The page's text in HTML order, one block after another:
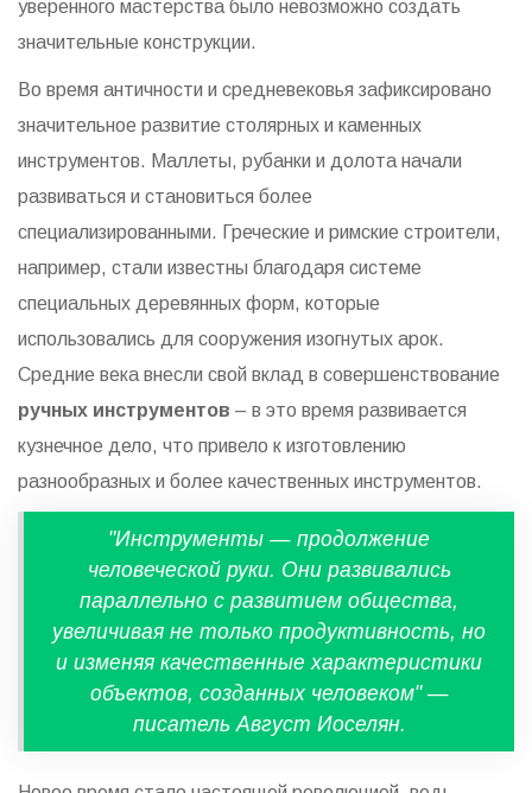
уверенного мастерства было невозможно создать
значительные конструкции.
Во время античности и средневековья зафиксировано
значительное развитие столярных и каменных
инструментов. Маллеты, рубанки и долота начали
развиваться и становиться более
специализированными. Греческие и римские строители,
например, стали известны благодаря системе
специальных деревянных форм, которые
использовались для сооружения изогнутых арок.
Средние века внесли свой вклад в совершенствование
ручных инструментов – в это время развивается
кузнечное дело, что привело к изготовлению
разнообразных и более качественных инструментов.
"Инструменты — продолжение
человеческой руки. Они развивались
параллельно с развитием общества,
увеличивая не только продуктивность, но
и изменяя качественные характеристики
объектов, созданных человеком" —
писатель Август Иоселян.